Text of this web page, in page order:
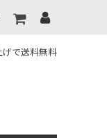
で送料無料